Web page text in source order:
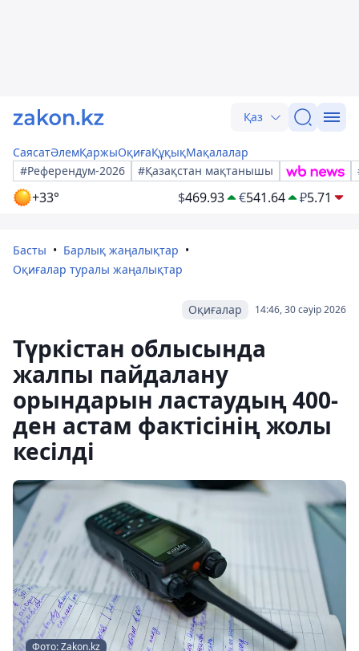
Қаз
СаясатӘлемҚаржыОқиғаҚұқықМақалалар
#Референдум-2026
#Қазақстан мақтанышы
+33° $469.93 €541.64 ₽5.71
Басты
Барлық жаңалықтар
Оқиғалар туралы жаңалықтар
14:46, 30 сәуір 2026
Оқиғалар
Түркістан облысында
жалпы пайдалану
орындарын ластаудың 400-
ден астам фактісінің жолы
кесілді
Фото: Zakon.kz